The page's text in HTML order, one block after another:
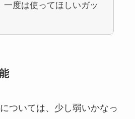
一度は使ってほしいガッ
ついては、少し弱いかなっ